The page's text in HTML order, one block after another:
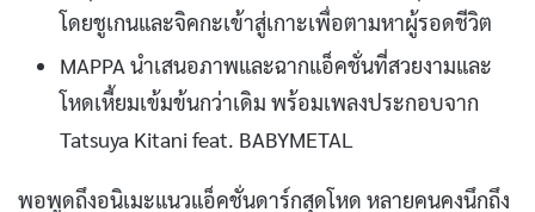
โดยชูเกนและจิคกะเข้าสู่เกาะเพื่อตามหาผู้รอดชีวิต
MAPPA นำเสนอภาพและฉากแอ็คชั่นที่สวยงามและ
โหดเหี้ยมเข้มข้นกว่าเดิม พร้อมเพลงประกอบจาก
Tatsuya Kitani feat. BABYMETAL
พอพูดถึงอนิเมะแนวแอ็คชั่นดาร์กสุดโหด หลายคนคงนึกถึง